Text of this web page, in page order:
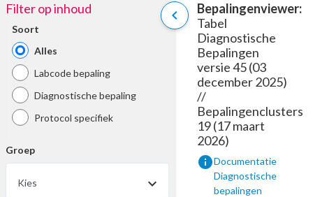
chevron_left
Filter op inhoud
Soort
Alles
Labcode bepaling
Diagnostische bepaling
Protocol specifiek
Groep
Kies
Bepalingenviewer:
Tabel
Diagnostische
Bepalingen
versie 45 (03
december 2025)
//
Bepalingenclusters
19 (17 maart
2026)
infoDocumentatie
Diagnostische
bepalingen